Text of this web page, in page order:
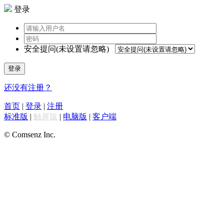
登录
安全提问(未设置请忽略)
登录
还没有注册？
首页 | 登录 | 注册
标准版 | 触屏版 | 电脑版 | 客户端
© Comsenz Inc.